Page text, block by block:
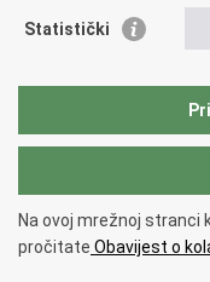
Craotian Railways
Zagreb International
Copyright © 2026
Hrvatske.
Terms of use
Izjava o pristupačnosti.
Statistički
Na ovoj mrežnoj stranci
pročitate Obavijest o